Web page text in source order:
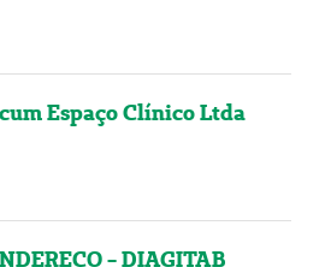
Espaço Clínico Ltda
- DIAGITAB